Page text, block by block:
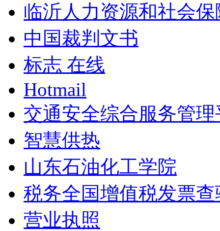
临沂人力资源和社会保
中国裁判文书
标志 在线
Hotmail
交通安全综合服务管理
智慧供热
山东石油化工学院
税务全国增值税发票
营业执照